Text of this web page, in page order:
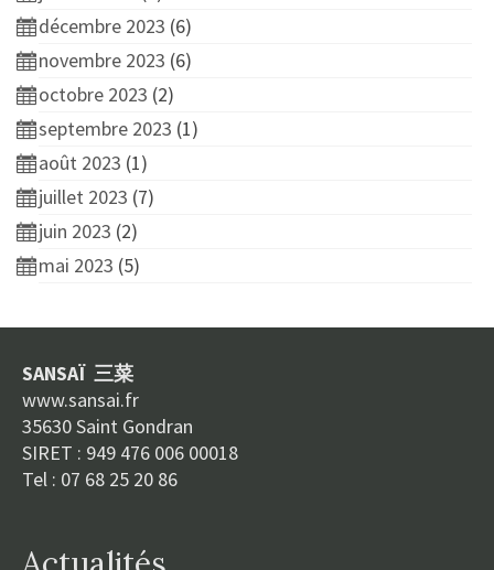
décembre 2023 (6)
novembre 2023 (6)
octobre 2023 (2)
septembre 2023 (1)
août 2023 (1)
juillet 2023 (7)
juin 2023 (2)
mai 2023 (5)
SANSAÏ 三菜
www.sansai.fr
35630 Saint Gondran
SIRET : 949 476 006 00018
Tel : 07 68 25 20 86